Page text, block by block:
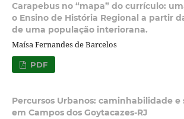
Carapebus no “mapa” do currículo:
o Ensino de História Regional a partir
de uma população interiorana.
Maísa Fernandes de Barcelos
PDF
Percursos Urbanos: caminhabilidade e
em Campos dos Goytacazes-RJ